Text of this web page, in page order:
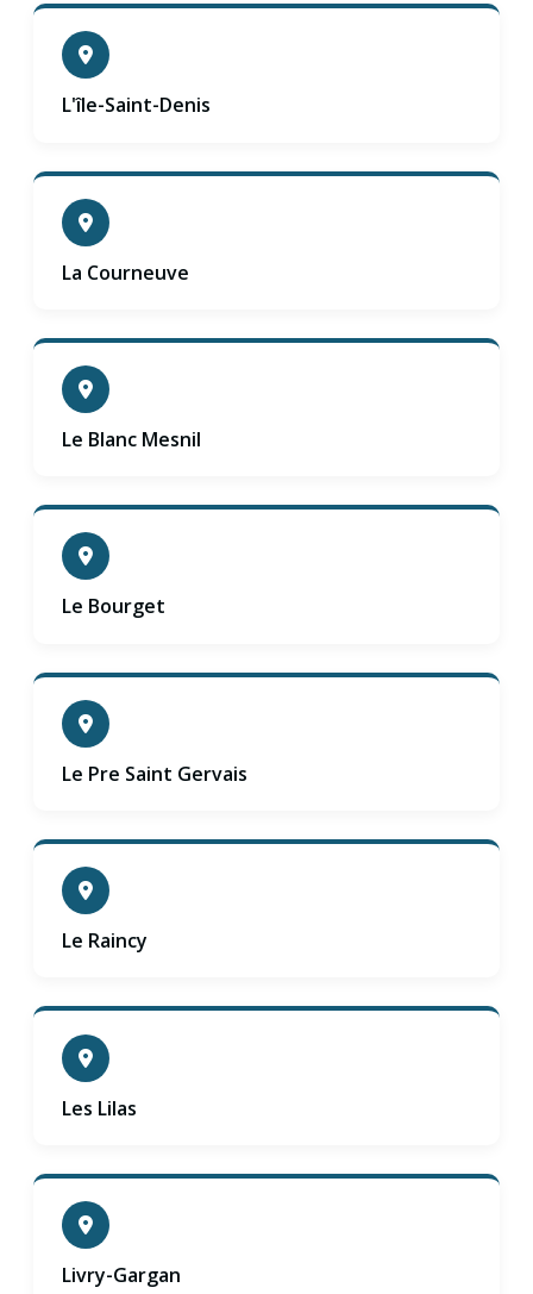
L'île-Saint-Denis
La Courneuve
Le Blanc Mesnil
Le Bourget
Le Pre Saint Gervais
Le Raincy
Les Lilas
Livry-Gargan